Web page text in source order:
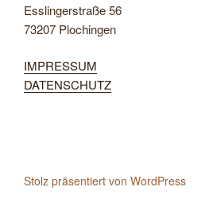
Esslingerstraße 56
73207 Plochingen
IMPRESSUM
DATENSCHUTZ
Stolz präsentiert von WordPress